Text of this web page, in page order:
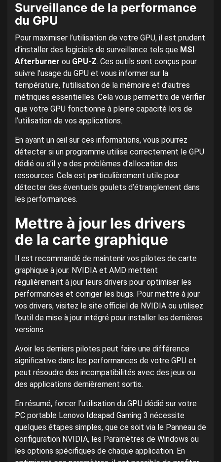
Surveillance de la performance
du GPU
Pour maximiser l’utilisation de votre GPU, il est prudent
d’installer des logiciels de surveillance tels que MSI
Afterburner ou GPU-Z. Ces outils sont conçus pour
suivre l’usage du GPU et vous informer sur la
température, l’utilisation de la mémoire et d’autres
métriques essentielles. Cela vous permettra de vérifier
que votre GPU fonctionne à pleine capacité lors de
l’utilisation de vos applications.
En ayant un œil sur ces informations, vous pourrez
détecter si un programme utilise correctement le GPU
dédié ou s’il y a des problèmes d’allocation des
ressources. Cela est particulièrement utile pour
détecter des éventuels goulets d’étranglement dans
les performances.
Mettre à jour les drivers
de la carte graphique
Il est recommandé de maintenir vos pilotes de carte
graphique à jour. NVIDIA et AMD mettent
régulièrement à jour leurs drivers pour optimiser les
performances et corriger les bugs. Pour mettre à jour
vos drivers, visitez le site officiel de NVIDIA ou utilisez
l’outil de mise à jour intégré pour installer les dernières
versions.
Avoir les derniers pilotes peut faire une différence
significative dans les performances de votre GPU et
peut résoudre des incompatibilités avec des jeux ou
des applications dernièrement sortis.
En résumé, forcer l’utilisation du GPU dédié sur votre
PC portable Lenovo Ideapad Gaming 3 nécessite
quelques étapes simples, que ce soit via le Panneau de
configuration NVIDIA, les Paramètres de Windows ou
les options spécifiques de chaque application. En